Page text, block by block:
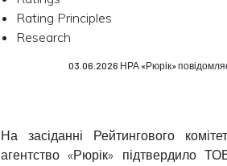
Rating Principles
Research
03.06.2026 НРА «Рюрік»
На засіданні Рейтингового
агентство «Рюрік» підтвердило